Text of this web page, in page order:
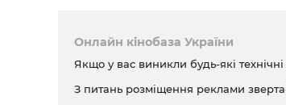
Онлайн кінобаза України
Якщо у вас виникли будь-які
З питань розміщення реклами